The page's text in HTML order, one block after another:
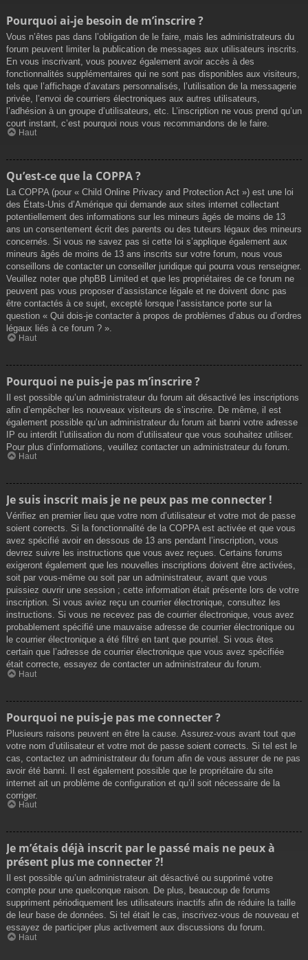
Pourquoi ai-je besoin de m’inscrire ?
Vous n’êtes pas dans l’obligation de le faire, mais les administrateurs du
forum peuvent limiter la publication de messages aux utilisateurs inscrits.
En vous inscrivant, vous pouvez également avoir accès à des
fonctionnalités supplémentaires qui ne sont pas disponibles aux visiteurs,
tels que l’affichage d’avatars personnalisés, l’utilisation de la messagerie
privée, l’envoi de courriers électroniques aux autres utilisateurs,
l’adhésion à un groupe d’utilisateurs, etc. L’inscription ne vous prend qu’un
court instant, c’est pourquoi nous vous recommandons de le faire.
Haut
Qu’est-ce que la COPPA ?
La COPPA (pour « Child Online Privacy and Protection Act ») est une loi
des États-Unis d’Amérique qui demande aux sites internet collectant
potentiellement des informations sur les mineurs âgés de moins de 13
ans un consentement écrit des parents ou des tuteurs légaux des mineurs
concernés. Si vous ne savez pas si cette loi s’applique également aux
mineurs âgés de moins de 13 ans inscrits sur votre forum, nous vous
conseillons de contacter un conseiller juridique qui pourra vous renseigner.
Veuillez noter que phpBB Limited et que les propriétaires de ce forum ne
peuvent pas vous proposer d’assistance légale et ne doivent donc pas
être contactés à ce sujet, excepté lorsque l’assistance porte sur la
question « Qui dois-je contacter à propos de problèmes d’abus ou d’ordres
légaux liés à ce forum ? ».
Haut
Pourquoi ne puis-je pas m’inscrire ?
Il est possible qu’un administrateur du forum ait désactivé les inscriptions
afin d’empêcher les nouveaux visiteurs de s’inscrire. De même, il est
également possible qu’un administrateur du forum ait banni votre adresse
IP ou interdit l’utilisation du nom d’utilisateur que vous souhaitez utiliser.
Pour plus d’informations, veuillez contacter un administrateur du forum.
Haut
Je suis inscrit mais je ne peux pas me connecter !
Vérifiez en premier lieu que votre nom d’utilisateur et votre mot de passe
soient corrects. Si la fonctionnalité de la COPPA est activée et que vous
avez spécifié avoir en dessous de 13 ans pendant l’inscription, vous
devrez suivre les instructions que vous avez reçues. Certains forums
exigeront également que les nouvelles inscriptions doivent être activées,
soit par vous-même ou soit par un administrateur, avant que vous
puissiez ouvrir une session ; cette information était présente lors de votre
inscription. Si vous aviez reçu un courrier électronique, consultez les
instructions. Si vous ne recevez pas de courrier électronique, vous avez
probablement spécifié une mauvaise adresse de courrier électronique ou
le courrier électronique a été filtré en tant que pourriel. Si vous êtes
certain que l’adresse de courrier électronique que vous avez spécifiée
était correcte, essayez de contacter un administrateur du forum.
Haut
Pourquoi ne puis-je pas me connecter ?
Plusieurs raisons peuvent en être la cause. Assurez-vous avant tout que
votre nom d’utilisateur et votre mot de passe soient corrects. Si tel est le
cas, contactez un administrateur du forum afin de vous assurer de ne pas
avoir été banni. Il est également possible que le propriétaire du site
internet ait un problème de configuration et qu’il soit nécessaire de la
corriger.
Haut
Je m’étais déjà inscrit par le passé mais ne peux à
présent plus me connecter ?!
Il est possible qu’un administrateur ait désactivé ou supprimé votre
compte pour une quelconque raison. De plus, beaucoup de forums
suppriment périodiquement les utilisateurs inactifs afin de réduire la taille
de leur base de données. Si tel était le cas, inscrivez-vous de nouveau et
essayez de participer plus activement aux discussions du forum.
Haut